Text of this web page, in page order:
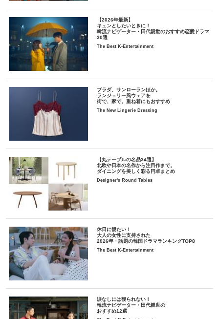
【2026年最新】
キュンとしたいときに！
韓流ナビゲーター・田代親世のおすすめ恋愛ドラマ
30選
The Best K-Entertainment
プラダ、サンローランほか。
ランジェリー風ウェアを
街で、家で。重ね着にもおすすめ
The New Lingerie Dressing
【丸テーブルの名品34選】
北欧や日本の名作から注目作まで。
ダイニングを美しく彩る円卓まとめ
Designer's Round Tables
休日に観たい！
大人の女性に支持された
2026年・話題の韓国ドラマランキングTOP8
The Best K-Entertainment
涙なしには観られない！
韓流ナビゲーター・田代親世の
おすすめ12選